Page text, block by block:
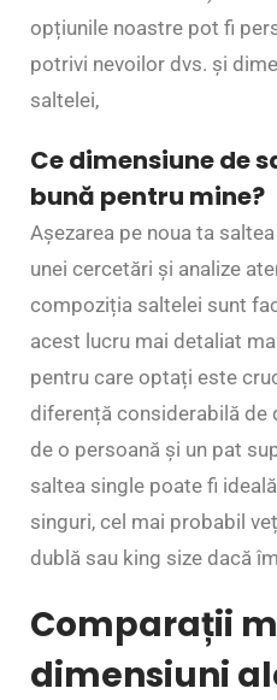
opțiunile noastre pot fi
potrivi nevoilor dvs. și
saltelei,
Ce dimensiune de
bună pentru mine?
Așezarea pe noua ta
unei cercetări și analize
compoziția saltelei sunt
acest lucru mai detaliat
pentru care optați este
diferență considerabilă de
de o persoană și un pat
saltea single poate fi
singuri, cel mai probabil
dublă sau king size dacă
Comparații
dimensiuni